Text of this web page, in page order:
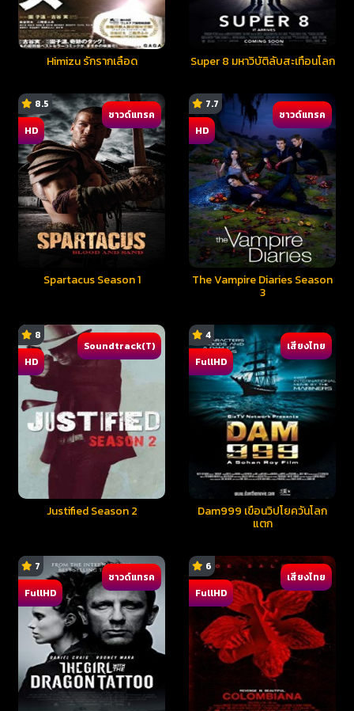
Himizu รักรากเลือด Super 8 มหาวิบัติลับสะเทือนโลก
8.5
HD
ซาวด์แทรค
Spartacus Season 1
7.7
HD
ซาวด์แทรค
The Vampire Diaries Season
3
8
HD
Soundtrack(T)
Justified Season 2
4
FullHD
เสียงไทย
Dam999 เขื่อนวิปโยควันโลก
แตก
7
FullHD
ซาวด์แทรค
6
FullHD
เสียงไทย